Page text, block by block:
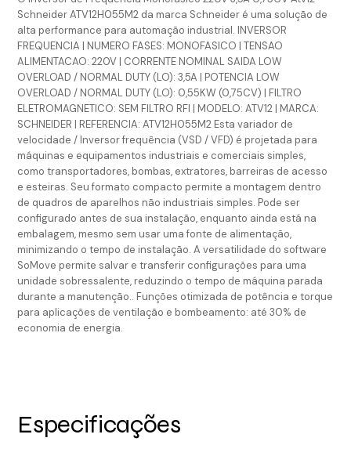
Schneider ATV12H055M2 da marca Schneider é uma solução de
alta performance para automação industrial. INVERSOR
FREQUENCIA | NUMERO FASES: MONOFASICO | TENSAO
ALIMENTACAO: 220V | CORRENTE NOMINAL SAIDA LOW
OVERLOAD / NORMAL DUTY (LO): 3,5A | POTENCIA LOW
OVERLOAD / NORMAL DUTY (LO): 0,55KW (0,75CV) | FILTRO
ELETROMAGNETICO: SEM FILTRO RFI | MODELO: ATV12 | MARCA:
SCHNEIDER | REFERENCIA: ATV12H055M2 Esta variador de
velocidade / Inversor frequência (VSD / VFD) é projetada para
máquinas e equipamentos industriais e comerciais simples,
como transportadores, bombas, extratores, barreiras de acesso
e esteiras. Seu formato compacto permite a montagem dentro
de quadros de aparelhos não industriais simples. Pode ser
configurado antes de sua instalação, enquanto ainda está na
embalagem, mesmo sem usar uma fonte de alimentação,
minimizando o tempo de instalação. A versatilidade do software
SoMove permite salvar e transferir configurações para uma
unidade sobressalente, reduzindo o tempo de máquina parada
durante a manutenção.. Funções otimizada de potência e torque
para aplicações de ventilação e bombeamento: até 30% de
economia de energia.
Especificações